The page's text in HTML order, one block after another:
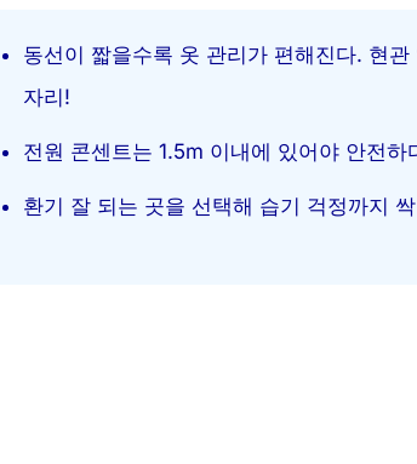
동선이 짧을수록 옷 관리가 편해진다. 현
자리!
전원 콘센트는 1.5m 이내에 있어야 안전하
환기 잘 되는 곳을 선택해 습기 걱정까지